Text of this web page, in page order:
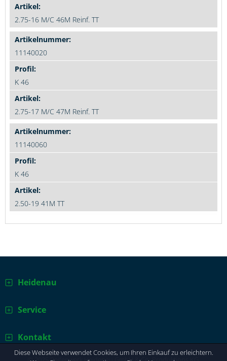
Diese Webseite verwendet Cookies, um Ihren Einkauf zu erleichtern.
2.75-16 M/C 46M Reinf. TT
11140020
K 46
2.75-17 M/C 47M Reinf. TT
11140060
K 46
2.50-19 41M TT
Heidenau
Service
Kontakt